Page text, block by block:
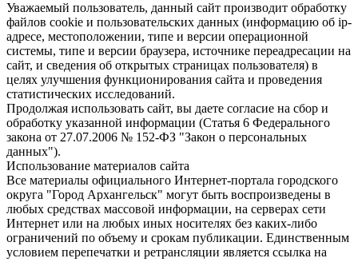
Уважаемый пользователь, данный сайт производит обработку
файлов cookie и пользовательских данных (информацию об ip-
адресе, местоположении, типе и версии операционной
системы, типе и версии браузера, источнике переадресации на
сайт, и сведения об открытых страницах пользователя) в
целях улучшения функционирования сайта и проведения
статистических исследований.
Продолжая использовать сайт, вы даете согласие на сбор и
обработку указанной информации (Статья 6 Федерального
закона от 27.07.2006 № 152-ФЗ "Закон о персональных
данных").
Использование материалов сайта
Все материалы официального Интернет-портала городского
округа "Город Архангельск" могут быть воспроизведены в
любых средствах массовой информации, на серверах сети
Интернет или на любых иных носителях без каких-либо
ограничений по объему и срокам публикации. Единственным
условием перепечатки и ретрансляции является ссылка на